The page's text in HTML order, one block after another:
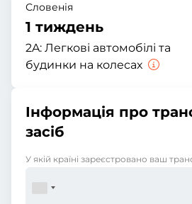
Словенія
1 тиждень
2A: Легкові автомобілі та
будинки на колесах
Інформація про
засіб
У якій країні зареєстровано ваш